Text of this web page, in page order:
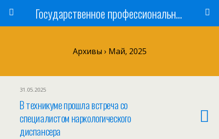
Государственное профессиональное образовательное учреждение
Архивы › Май, 2025
31.05.2025
В техникуме прошла встреча со
специалистом наркологического
диспансера